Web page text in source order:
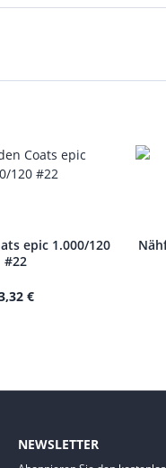
epic 1.000/120
#22
€
NEWSLETTER